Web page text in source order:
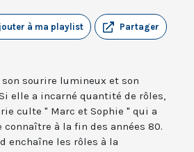
Partager
à ma playlist
sourire lumineux et son
elle a incarné quantité de rôles,
culte " Marc et Sophie " qui a
à la fin des années 80.
enchaîne les rôles à la